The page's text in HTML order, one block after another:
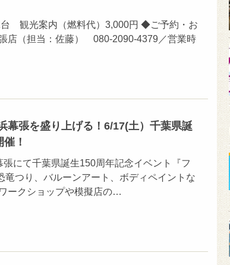
観光案内（燃料代）3,000円 ◆ご予約・お
店（担当：佐藤） 080-2090-4379／営業時
幕張を盛り上げる！6/17(土）千葉県誕
！
にて千葉県誕生150周年記念イベント『フ
竜つり、バルーンアート、ボディペイントな
ークショップや模擬店の…